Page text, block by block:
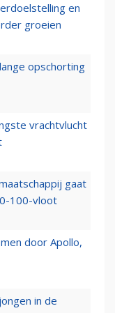
en
groeien
opschorting
vrachtvlucht
gaat
100-vloot
door Apollo,
in de